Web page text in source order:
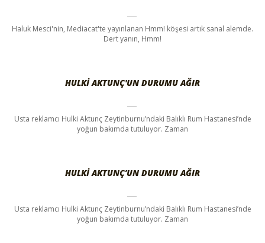
Haluk Mesci'nin, Mediacat'te yayınlanan Hmm! köşesi artık sanal alemde.
Dert yanın, Hmm!
HULKI AKTUNÇ'UN DURUMU AĞIR
Usta reklamcı Hulki Aktunç Zeytinburnu’ndaki Balıklı Rum Hastanesi’nde
yoğun bakımda tutuluyor. Zaman
HULKI AKTUNÇ’UN DURUMU AĞIR
Usta reklamcı Hulki Aktunç Zeytinburnu’ndaki Balıklı Rum Hastanesi’nde
yoğun bakımda tutuluyor. Zaman